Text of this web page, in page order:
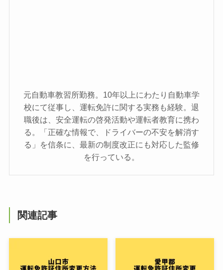
元自動車教習所勤務。10年以上にわたり自動車学
校にて従事し、運転免許に関する実務も経験。退
職後は、安全運転の啓発活動や運転者教育に携わ
る。「正確な情報で、ドライバーの不安を解消す
る」を信条に、最新の制度改正にも対応した監修
を行っている。
関連記事